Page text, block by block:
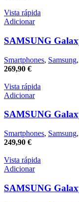
Vista rápida
Adicionar
SAMSUNG
Smartphones, Samsung,
269,90 €
Vista rápida
Adicionar
SAMSUNG
Smartphones, Samsung,
249,90 €
Vista rápida
Adicionar
SAMSUNG